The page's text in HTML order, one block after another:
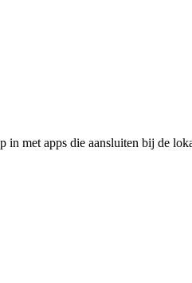
met apps die aansluiten bij de